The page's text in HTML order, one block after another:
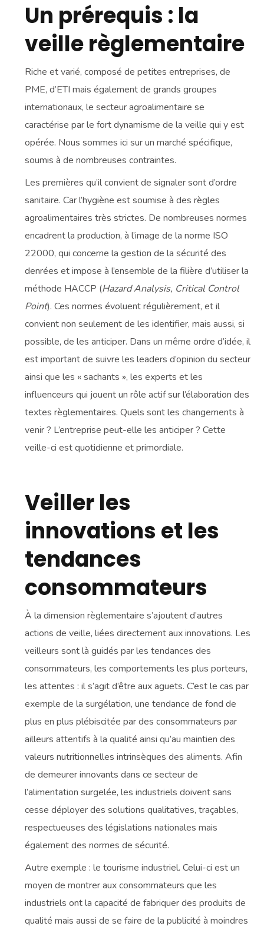
Un prérequis : la
veille règlementaire
Riche et varié, composé de petites entreprises, de
PME, d’ETI mais également de grands groupes
internationaux, le secteur agroalimentaire se
caractérise par le fort dynamisme de la veille qui y est
opérée. Nous sommes ici sur un marché spécifique,
soumis à de nombreuses contraintes.
Les premières qu’il convient de signaler sont d’ordre
sanitaire. Car l’hygiène est soumise à des règles
agroalimentaires très strictes. De nombreuses normes
encadrent la production, à l’image de la norme ISO
22000, qui concerne la gestion de la sécurité des
denrées et impose à l’ensemble de la filière d’utiliser la
méthode HACCP (Hazard Analysis, Critical Control
Point). Ces normes évoluent régulièrement, et il
convient non seulement de les identifier, mais aussi, si
possible, de les anticiper. Dans un même ordre d’idée, il
est important de suivre les leaders d’opinion du secteur
ainsi que les « sachants », les experts et les
influenceurs qui jouent un rôle actif sur l’élaboration des
textes règlementaires. Quels sont les changements à
venir ? L’entreprise peut-elle les anticiper ? Cette
veille-ci est quotidienne et primordiale.
Veiller les
innovations et les
tendances
consommateurs
À la dimension règlementaire s’ajoutent d’autres
actions de veille, liées directement aux innovations. Les
veilleurs sont là guidés par les tendances des
consommateurs, les comportements les plus porteurs,
les attentes : il s’agit d’être aux aguets. C’est le cas par
exemple de la surgélation, une tendance de fond de
plus en plus plébiscitée par des consommateurs par
ailleurs attentifs à la qualité ainsi qu’au maintien des
valeurs nutritionnelles intrinsèques des aliments. Afin
de demeurer innovants dans ce secteur de
l’alimentation surgelée, les industriels doivent sans
cesse déployer des solutions qualitatives, traçables,
respectueuses des législations nationales mais
également des normes de sécurité.
Autre exemple : le tourisme industriel. Celui-ci est un
moyen de montrer aux consommateurs que les
industriels ont la capacité de fabriquer des produits de
qualité mais aussi de se faire de la publicité à moindres